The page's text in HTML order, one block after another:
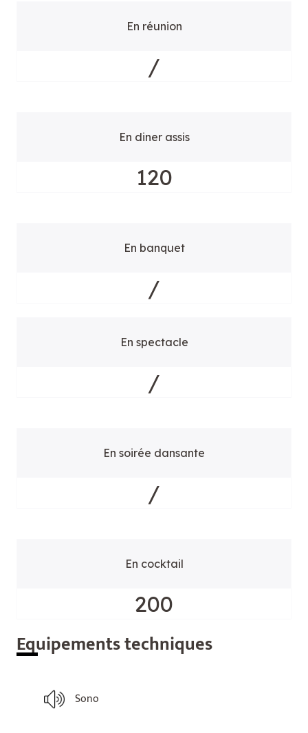
En réunion
/
En diner assis
120
En banquet
/
En spectacle
/
En soirée dansante
/
En cocktail
200
Equipements techniques
Sono